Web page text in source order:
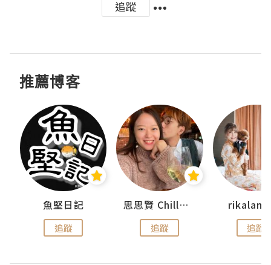
追蹤
推薦博客
魚堅日記
追蹤
思思賢 ChillMyBabe
追蹤 追蹤